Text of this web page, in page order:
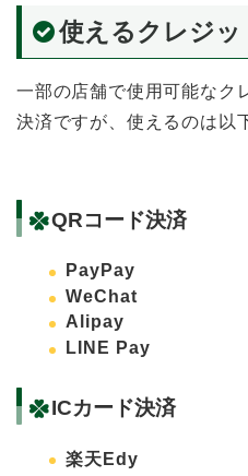
使えるクレジ
一部の店舗で使用可能なク
決済ですが、使えるのは以
QRコード決済
PayPay
WeChat
Alipay
LINE Pay
ICカード決済
楽天Edy